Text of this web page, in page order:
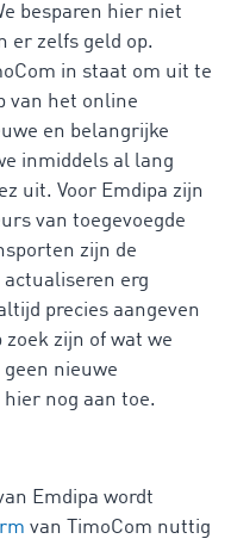
besparen hier niet
er zelfs geld op.
in staat om uit te
van het online
en belangrijke
inmiddels al lang
uit. Voor Emdipa zijn
van toegevoegde
zijn de
erg
precies aangeven
zijn of wat we
nieuwe
nog aan toe.
Emdipa wordt
van TimoCom nuttig